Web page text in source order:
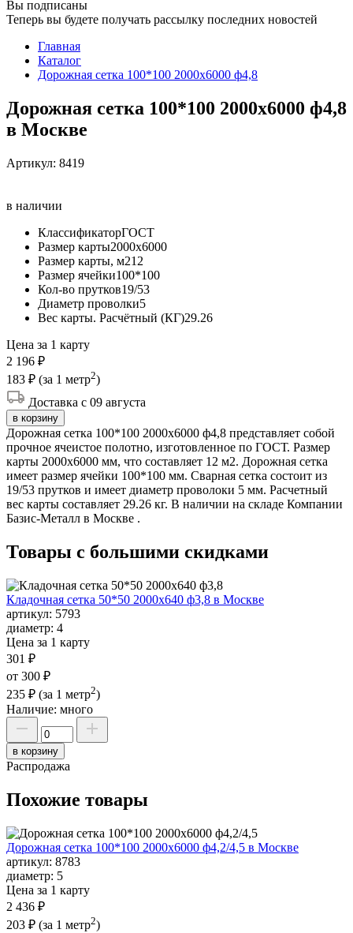
Вы подписаны
Теперь вы будете получать рассылку последних новостей
Главная
Каталог
Дорожная сетка 100*100 2000х6000 ф4,8
Дорожная сетка 100*100 2000х6000 ф4,8
в Москве
Артикул: 8419
в наличии
КлассификаторГОСТ
Размер карты2000х6000
Размер карты, м212
Размер ячейки100*100
Кол-во прутков19/53
Диаметр проволки5
Вес карты. Расчётный (КГ)29.26
Цена за 1 карту
2 196 ₽
183 ₽ (за 1 метр2)
Доставка с 09 августа
в корзину
Дорожная сетка 100*100 2000х6000 ф4,8 представляет собой
прочное ячеистое полотно, изготовленное по ГОСТ. Размер
карты 2000х6000 мм, что составляет 12 м2. Дорожная сетка
имеет размер ячейки 100*100 мм. Сварная сетка состоит из
19/53 прутков и имеет диаметр проволоки 5 мм. Расчетный
вес карты составляет 29.26 кг. В наличии на складе Компании
Базис-Металл в Москве .
Товары с большими скидками
Кладочная сетка 50*50 2000х640 ф3,8 в Москве
артикул: 5793
диаметр: 4
Цена за 1 карту
301 ₽
от 300 ₽
235 ₽ (за 1 метр2)
Наличие: много
в корзину
Распродажа
Похожие товары
Дорожная сетка 100*100 2000х6000 ф4,2/4,5 в Москве
артикул: 8783
диаметр: 5
Цена за 1 карту
2 436 ₽
203 ₽ (за 1 метр2)